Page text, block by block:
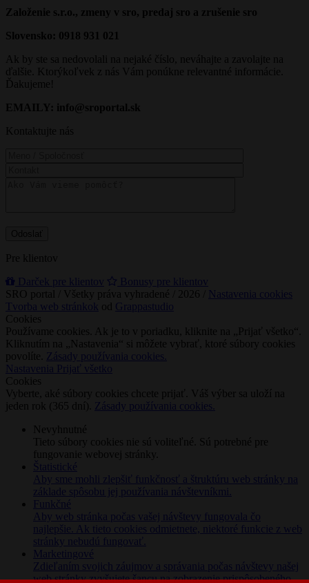
Založenie s.r.o., zmeny v sro, predaj sro a zrušenie sro
Slovensko: 0918 931 021
Ak by ste sa nedovolali na nejaké číslo, neváhajte a zavolajte na
ďalšie. Ktorýkoľvek z nás Vám ponúkne relevantné informácie.
Ďakujeme!
EMAILY: info@sroportal.sk
Kontaktujte nás
Pre klientov
Darček pre klientov
Bonusy pre klientov
SRO portal / Všetky práva vyhradené / 2026 /
Nastavenia cookies
Tvorba web stránkok od Grappastudio
Cookies
Používame cookies. Ak je to v poriadku, kliknite na „Prijať všetko“.
Kliknutím na „Nastavenia“ si môžete vybrať, ktoré súbory cookies
povolíte.
Zásady používania cookies.
Nastavenia Prijať všetko
Cookies
Vyberte, aké súbory cookies chcete prijať. Váš výber sa uloží na
jeden rok (365 dní).
Zásady používania cookies.
Nevyhnutné
Tieto súbory cookies nie sú voliteľné. Sú potrebné pre
fungovanie webovej stránky.
Štatistické
Aby sme mohli zlepšiť funkčnosť a štruktúru web stránky na
základe spôsobu jej používania návštevníkmi.
Funkčné
Aby web stránka počas vašej návštevy fungovala čo
najlepšie. Ak tieto cookies odmietnete, niektoré funkcie z web
stránky nebudú fungovať.
Marketingové
Zdieľaním svojich záujmov a správania počas návštevy našej
web stránky zvyšujete šancu na zobrazenie prispôsobeného